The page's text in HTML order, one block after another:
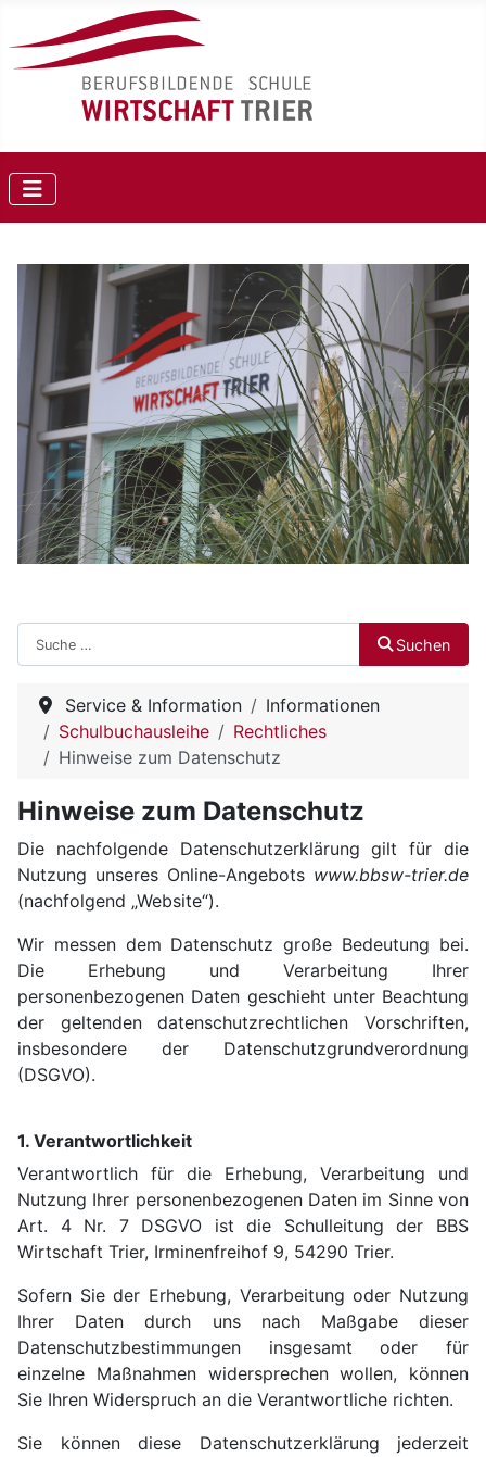
Suchen Suchen
Service & Information
Informationen
Schulbuchausleihe
Rechtliches
Hinweise zum Datenschutz
Hinweise zum Datenschutz
Die nachfolgende Datenschutzerklärung gilt für die
Nutzung unseres Online-Angebots www.bbsw-trier.de
(nachfolgend „Website“).
Wir messen dem Datenschutz große Bedeutung bei.
Die Erhebung und Verarbeitung Ihrer
personenbezogenen Daten geschieht unter Beachtung
der geltenden datenschutzrechtlichen Vorschriften,
insbesondere der Datenschutzgrundverordnung
(DSGVO).
1. Verantwortlichkeit
Verantwortlich für die Erhebung, Verarbeitung und
Nutzung Ihrer personenbezogenen Daten im Sinne von
Art. 4 Nr. 7 DSGVO ist die Schulleitung der BBS
Wirtschaft Trier, Irminenfreihof 9, 54290 Trier.
Sofern Sie der Erhebung, Verarbeitung oder Nutzung
Ihrer Daten durch uns nach Maßgabe dieser
Datenschutzbestimmungen insgesamt oder für
einzelne Maßnahmen widersprechen wollen, können
Sie Ihren Widerspruch an die Verantwortliche richten.
Sie können diese Datenschutzerklärung jederzeit